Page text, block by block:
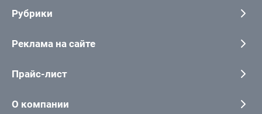
Рубрики
Реклама на сайте
Прайс-лист
О компании